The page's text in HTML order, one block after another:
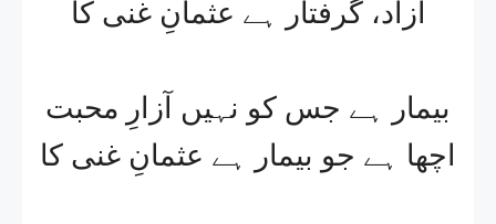
آزاد، گرفتار ہے عثمانِ غنی کا
بیمار ہے جس کو نہیں آزارِ محبت
اچھا ہے جو بیمار ہے عثمانِ غنی کا